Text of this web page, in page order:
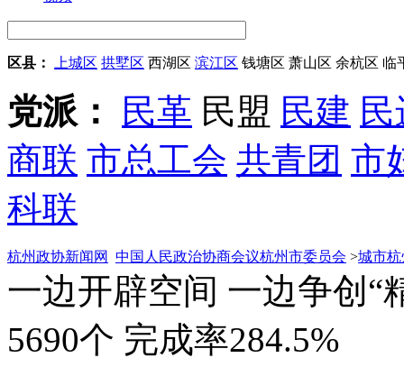
区县： 上城区 拱墅区 西湖区 滨江区 钱塘区 萧山区 余杭区 临
党派： 民革 民盟 民建
商联 市总工会 共青团 市
科联
杭州政协新闻网 中国人民政治协商会议杭州市委员会 >城市杭
一边开辟空间 一边争创“
5690个 完成率284.5%